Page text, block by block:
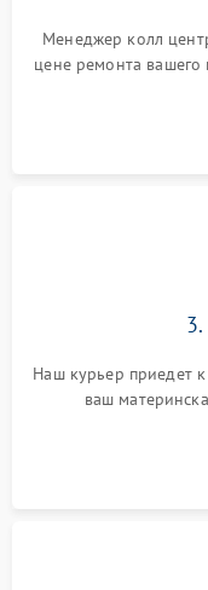
Менеджер колл
цене ремонта вашего
Наш курьер приедет
ваш